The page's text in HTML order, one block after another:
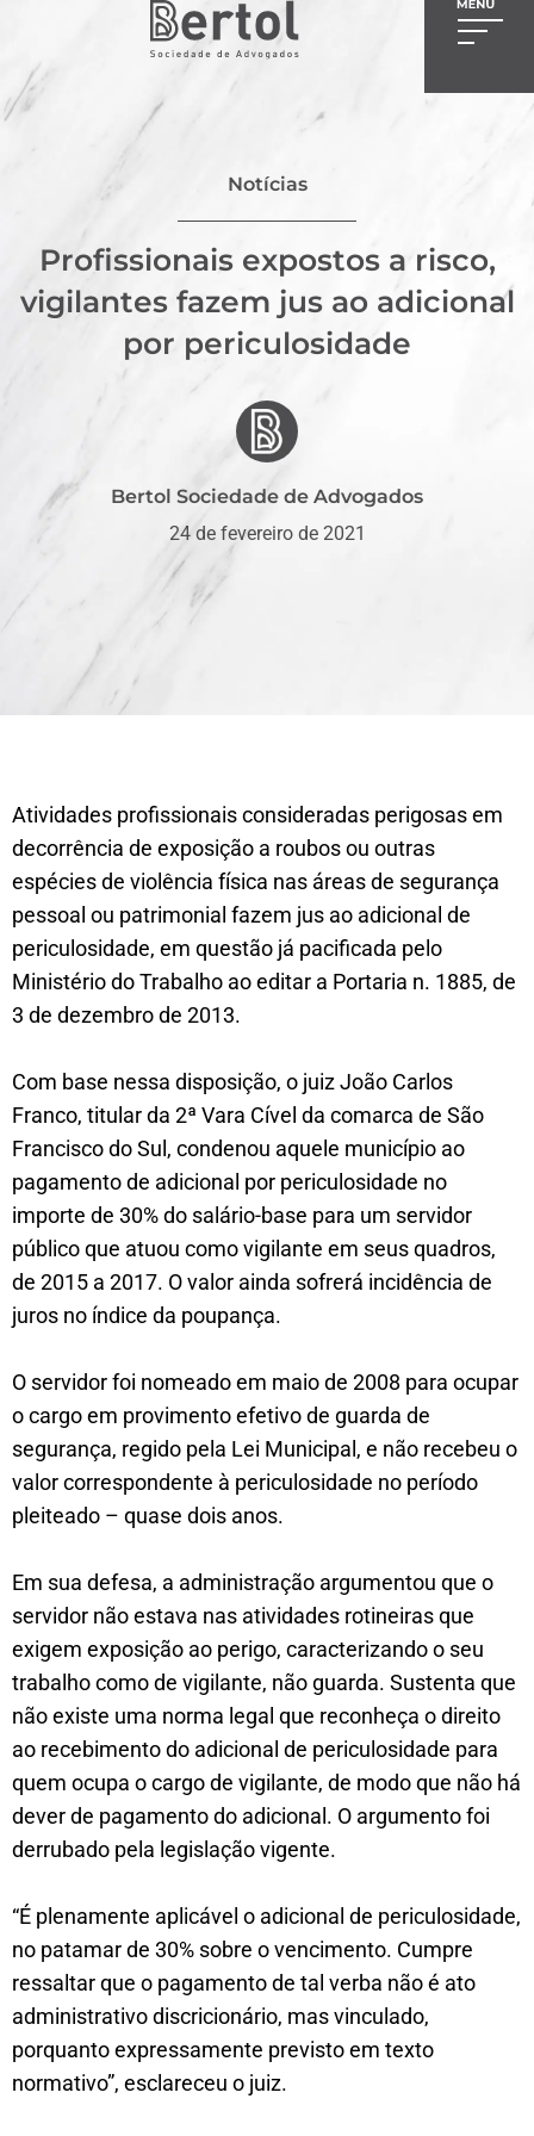
Notícias
Profissionais expostos a risco,
vigilantes fazem jus ao adicional
por periculosidade
Bertol Sociedade de Advogados
24 de fevereiro de 2021
Atividades profissionais consideradas perigosas em
decorrência de exposição a roubos ou outras
espécies de violência física nas áreas de segurança
pessoal ou patrimonial fazem jus ao adicional de
periculosidade, em questão já pacificada pelo
Ministério do Trabalho ao editar a Portaria n. 1885, de
3 de dezembro de 2013.
Com base nessa disposição, o juiz João Carlos
Franco, titular da 2ª Vara Cível da comarca de São
Francisco do Sul, condenou aquele município ao
pagamento de adicional por periculosidade no
importe de 30% do salário-base para um servidor
público que atuou como vigilante em seus quadros,
de 2015 a 2017. O valor ainda sofrerá incidência de
juros no índice da poupança.
O servidor foi nomeado em maio de 2008 para ocupar
o cargo em provimento efetivo de guarda de
segurança, regido pela Lei Municipal, e não recebeu o
valor correspondente à periculosidade no período
pleiteado – quase dois anos.
Em sua defesa, a administração argumentou que o
servidor não estava nas atividades rotineiras que
exigem exposição ao perigo, caracterizando o seu
trabalho como de vigilante, não guarda. Sustenta que
não existe uma norma legal que reconheça o direito
ao recebimento do adicional de periculosidade para
quem ocupa o cargo de vigilante, de modo que não há
dever de pagamento do adicional. O argumento foi
derrubado pela legislação vigente.
“É plenamente aplicável o adicional de periculosidade,
no patamar de 30% sobre o vencimento. Cumpre
ressaltar que o pagamento de tal verba não é ato
administrativo discricionário, mas vinculado,
porquanto expressamente previsto em texto
normativo”, esclareceu o juiz.